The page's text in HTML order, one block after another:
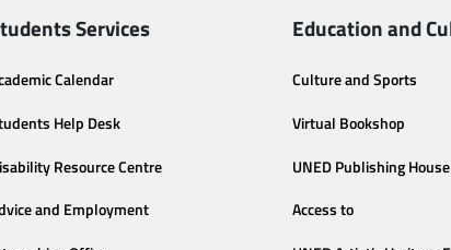
Services
Calendar
Help Desk
Resource Centre
and Employment
Education and
Culture and Sports
Virtual Bookshop
UNED Publishing House
Access to